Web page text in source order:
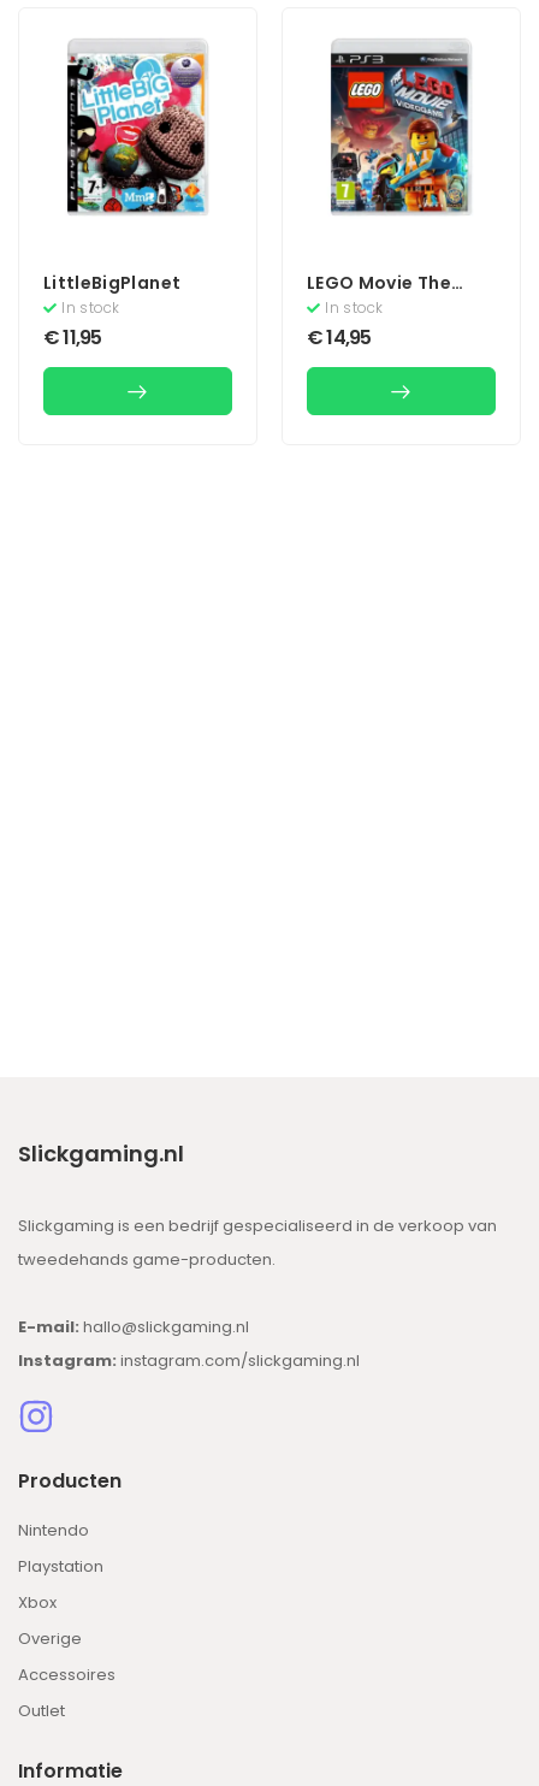
LittleBigPlanet
In stock
€11,95
LEGO Movie The
Videogame
In stock
€14,95
Slickgaming.nl
Slickgaming is een bedrijf gespecialiseerd in de verkoop van
tweedehands game-producten.
E-mail: hallo@slickgaming.nl
Instagram: instagram.com/slickgaming.nl
Producten
Nintendo
Playstation
Xbox
Overige
Accessoires
Outlet
Informatie